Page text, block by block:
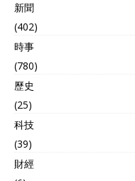
新聞
(402)
時事
(780)
歷史
(25)
科技
(39)
財經